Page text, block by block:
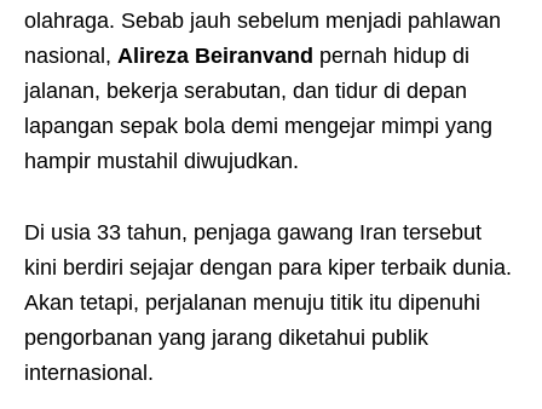
olahraga. Sebab jauh sebelum menjadi pahlawan
nasional, Alireza Beiranvand pernah hidup di
jalanan, bekerja serabutan, dan tidur di depan
lapangan sepak bola demi mengejar mimpi yang
hampir mustahil diwujudkan.
Di usia 33 tahun, penjaga gawang Iran tersebut
kini berdiri sejajar dengan para kiper terbaik dunia.
Akan tetapi, perjalanan menuju titik itu dipenuhi
pengorbanan yang jarang diketahui publik
internasional.